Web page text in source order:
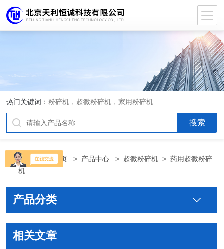
热门关键词：粉碎机，超微粉碎机，家用粉碎机
当前位置：首页 > 产品中心 > 超微粉碎机 >药用超微粉碎
机
产品分类
相关文章